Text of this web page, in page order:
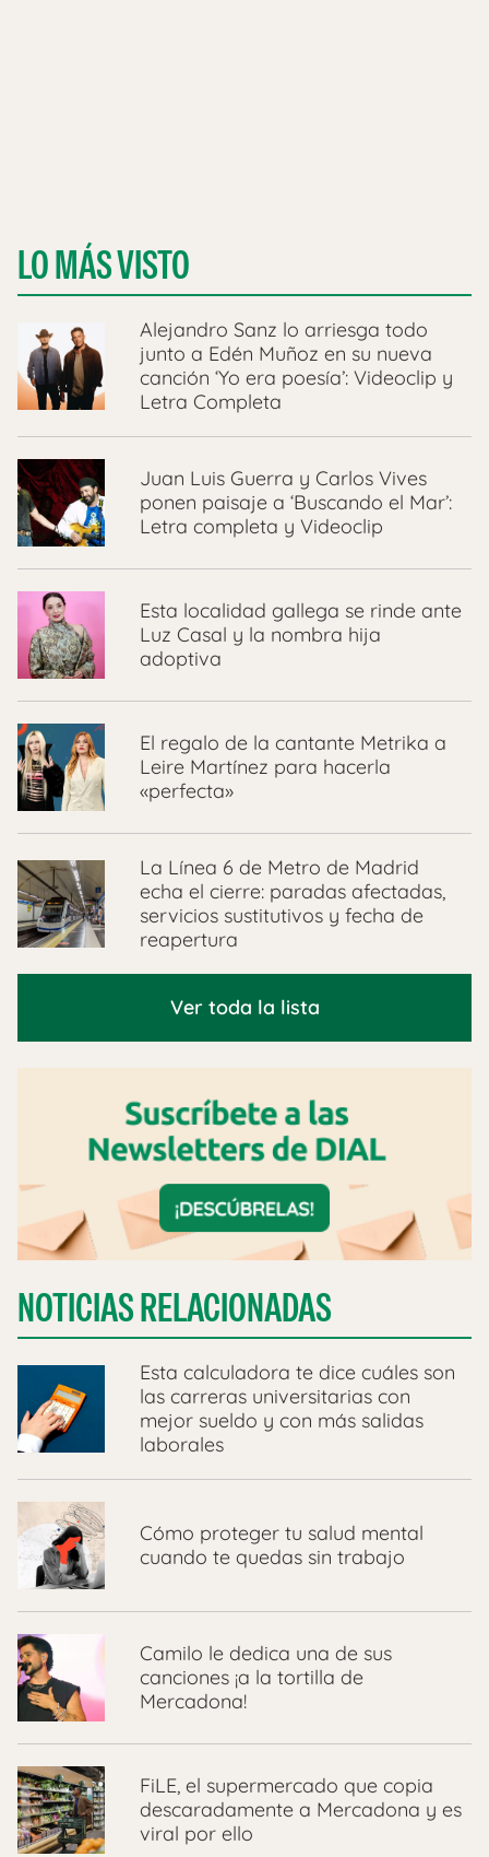
LO MÁS VISTO
Alejandro Sanz lo arriesga todo
junto a Edén Muñoz en su nueva
canción ‘Yo era poesía’: Videoclip y
Letra Completa
Juan Luis Guerra y Carlos Vives
ponen paisaje a ‘Buscando el Mar’:
Letra completa y Videoclip
Esta localidad gallega se rinde ante
Luz Casal y la nombra hija
adoptiva
El regalo de la cantante Metrika a
Leire Martínez para hacerla
«perfecta»
La Línea 6 de Metro de Madrid
echa el cierre: paradas afectadas,
servicios sustitutivos y fecha de
reapertura
Ver toda la lista
NOTICIAS RELACIONADAS
Esta calculadora te dice cuáles son
las carreras universitarias con
mejor sueldo y con más salidas
laborales
Cómo proteger tu salud mental
cuando te quedas sin trabajo
Camilo le dedica una de sus
canciones ¡a la tortilla de
Mercadona!
FiLE, el supermercado que copia
descaradamente a Mercadona y es
viral por ello